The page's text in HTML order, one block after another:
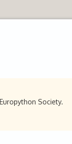
Society.